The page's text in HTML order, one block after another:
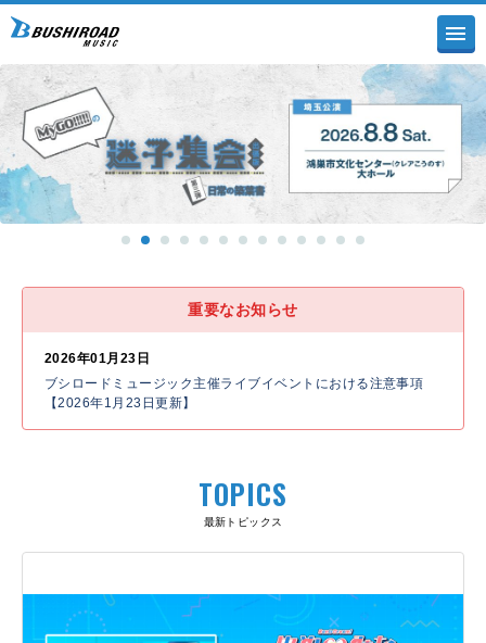
重要なお知らせ
2026年01月23日
ブシロードミュージック主催ライブイベントにおける注意事項
【2026年1月23日更新】
TOPICS
最新トピックス